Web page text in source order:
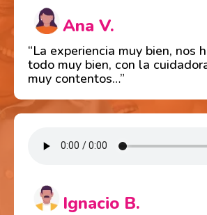
Ana V.
“La experiencia muy bien, nos
todo muy bien, con la
muy contentos…”
Ignacio B.